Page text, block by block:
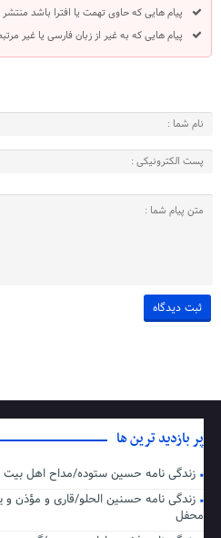
پیام هایی که حاوی تهمت یا افترا باشد
پیام هایی که به غیر از زبان فارسی یا غیر
پر بازدید ترین ها
زندگی نامه حسین ستوده/مداح اهل بیت
زندگی نامه حسنین الحلو/قاری و مؤذن و
محفل